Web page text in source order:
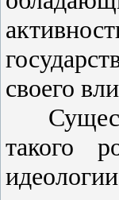
своего
такого